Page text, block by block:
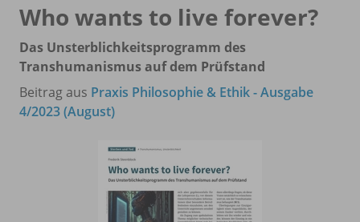
Who wants to live forever?
Das Unsterblichkeitsprogramm des
Transhumanismus auf dem Prüfstand
Beitrag aus Praxis Philosophie & Ethik - Ausgabe
4/2023 (August)